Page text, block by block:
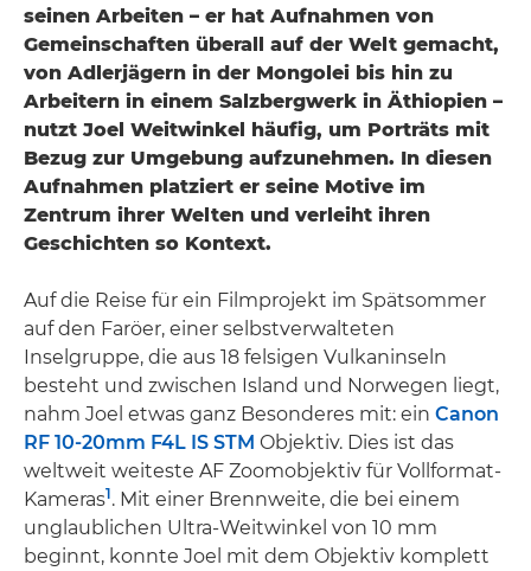
seinen Arbeiten – er hat Aufnahmen von
Gemeinschaften überall auf der Welt gemacht,
von Adlerjägern in der Mongolei bis hin zu
Arbeitern in einem Salzbergwerk in Äthiopien –
nutzt Joel Weitwinkel häufig, um Porträts mit
Bezug zur Umgebung aufzunehmen. In diesen
Aufnahmen platziert er seine Motive im
Zentrum ihrer Welten und verleiht ihren
Geschichten so Kontext.
Auf die Reise für ein Filmprojekt im Spätsommer
auf den Faröer, einer selbstverwalteten
Inselgruppe, die aus 18 felsigen Vulkaninseln
besteht und zwischen Island und Norwegen liegt,
nahm Joel etwas ganz Besonderes mit: ein Canon
RF 10-20mm F4L IS STM Objektiv. Dies ist das
weltweit weiteste AF Zoomobjektiv für Vollformat-
Kameras1. Mit einer Brennweite, die bei einem
unglaublichen Ultra-Weitwinkel von 10 mm
beginnt, konnte Joel mit dem Objektiv komplett